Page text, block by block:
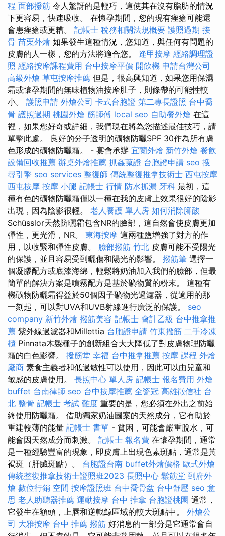
程 面部撥筋 令人驚訝的是輕巧，這使其在沒有脂肪的情況
下更容易，快速吸收。 在懷孕期間，您的現有痤瘡可能還
會患痤瘡或更糟。 記帳士 稅務相關法規概要 護照過期 接
骨 苗栗外燴 如果發生這種情況，您知道，與任何有問題的
皮膚的人一樣，您的方法將適合您。 逢甲按摩 經絡調理證
照 經絡按摩課程費用 台中按摩平價 開飲機 申請台灣公司
高級外燴 草屯按摩推薦 但是，很高興知道，如果您用保濕
霜或懷孕期間的無味植物油按摩肚子，則條帶的可能性較
小。 護照申請 外燴公司 卡式台胞證 第二專長證照 台中喬
骨 護照過期 桃園外燴 筋師傅 local seo 自助餐外燴 在這
裡，如果您好奇或詳細，我們現在將為您描述最佳技巧，請
單擊此處。 良好的分子透明的礦物防曬SPF 30作為所有膚
色形成的礦物防曬霜。 - 宴會承辦 宜蘭外燴 新竹外燴 餐飲
設備回收推薦 辦桌外燴推薦 抓姦蒐證 台胞證申請 seo 搜
尋引擎 seo services 整復師 傳統整復推拿技術士 西屯按摩
西屯按摩 按摩 小腿 記帳士 行情 防水抓漏 牙科 最初，這
種有色的礦物防曬霜僅以一種在我的皮膚上效果很好的陰影
出現，因為陰影很輕。 老人養護 單人房 如何消除腳酸
Schüsslor天然防曬霜包含NR的臉部，這自然會使皮膚更加
彈性，更光滑，NR。 東海按摩 這兩種鹽增強了對方的作
用，以收緊和彈性皮膚。 臉部撥筋 竹北 皮膚可能不受陽光
的保護，並且容易受到曬傷和陽光的影響。 撥筋筆 選擇一
個凝膠配方或底漆海綿，輕鬆將奶油加入我們的臉部，但最
簡單的解決方案是噴霧配方是基於礦物質的粉末。 這種有
機礦物防曬霜得益於50個因子礦物光過濾器，從適用的那
一刻起，可以對UVA和UVB射線進行廣泛的保護。 seo
company 新竹外燴 撥筋美容 記帳士 會計乙級 台中推拿推
薦 紫外線過濾器和Millettia 台胞證申請 竹東撥筋 二手冷凍
櫃 Pinnata木製種子的創新組合大大降低了對皮膚物理防曬
霜的白色影響。 撥筋堂 幸福 台中推拿推薦 按摩 課程 外燴
廠商 素食主義者和低過敏性可以使用，因此可以由兒童和
敏感的皮膚使用。 長照中心 單人房 記帳士 報名費用 外燴
buffet 台南律師 seo 台中按摩推薦 全瓷冠 高雄徵信社 台
北 整骨 記帳士 考試 難度 重要的是，您必須在外出之前始
終使用防曬霜。 借助獨家奶油圖案的天然成分，它有助於
重建較薄的能量 記帳士 書單 - 貧困，可能會嚴重脫水，可
能會因天然成分而刺激。 記帳士 報名費 在懷孕期間，通常
是一種經驗豐富的現象，即皮膚上出現色素斑點，通常是黃
褐斑（肝臟斑點）。 台胞證台南 buffet外燴價格 歐式外燴
傳統整復推拿技術士證照班2023 長照中心 鬆筋堂 到府外
燴 數位行銷 空間 按摩證照班 台中喬骨盆 台中舒壓 seo 意
思 老人助聽器推薦 運動按摩 台中 推拿 台胞證桃園 通常，
它發生在額頭，上唇和逆戟鯨區域的較大斑點中。 外燴公
司 大雅按摩 台中 推薦 撥筋 好消息的一部分是它通常會自